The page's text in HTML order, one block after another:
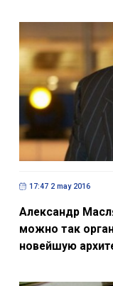
17:47 2 may 2016
Александр
можно так
новейшую